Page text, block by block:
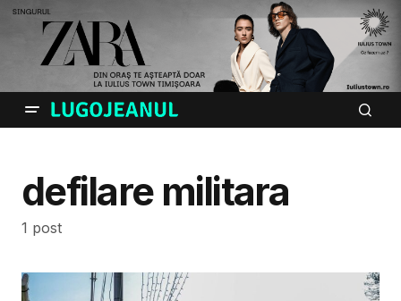
defilare militara
1 post